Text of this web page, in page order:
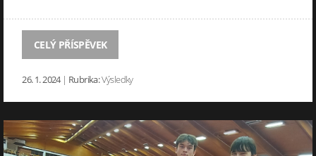
CELÝ PŘÍSPĚVEK
26. 1. 2024 | Rubrika:Výsledky